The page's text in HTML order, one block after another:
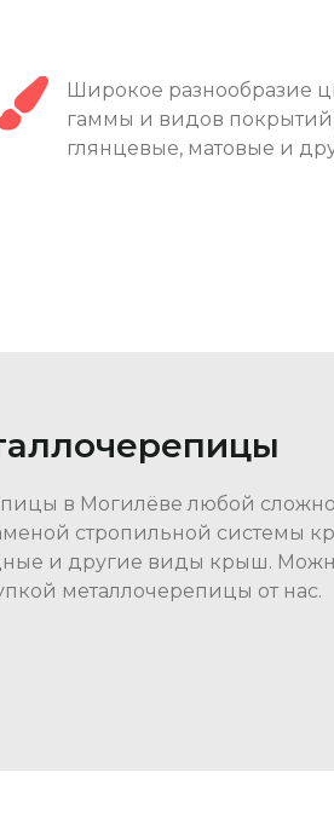
Широкое разнообразие
гаммы и видов
глянцевые, матовые и
в Могилёве любой
стропильной системы
и другие виды крыш.
металлочерепицы от нас.